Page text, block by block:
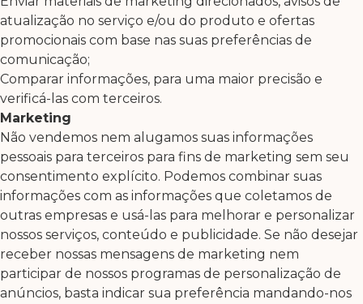
atualização no serviço e/ou do produto e ofertas
promocionais com base nas suas preferências de
comunicação;
Comparar informações, para uma maior precisão e
verificá-las com terceiros.
Marketing
Não vendemos nem alugamos suas informações
pessoais para terceiros para fins de marketing sem seu
consentimento explícito. Podemos combinar suas
informações com as informações que coletamos de
outras empresas e usá-las para melhorar e personalizar
nossos serviços, conteúdo e publicidade. Se não desejar
receber nossas mensagens de marketing nem
participar de nossos programas de personalização de
anúncios, basta indicar sua preferência mandando-nos